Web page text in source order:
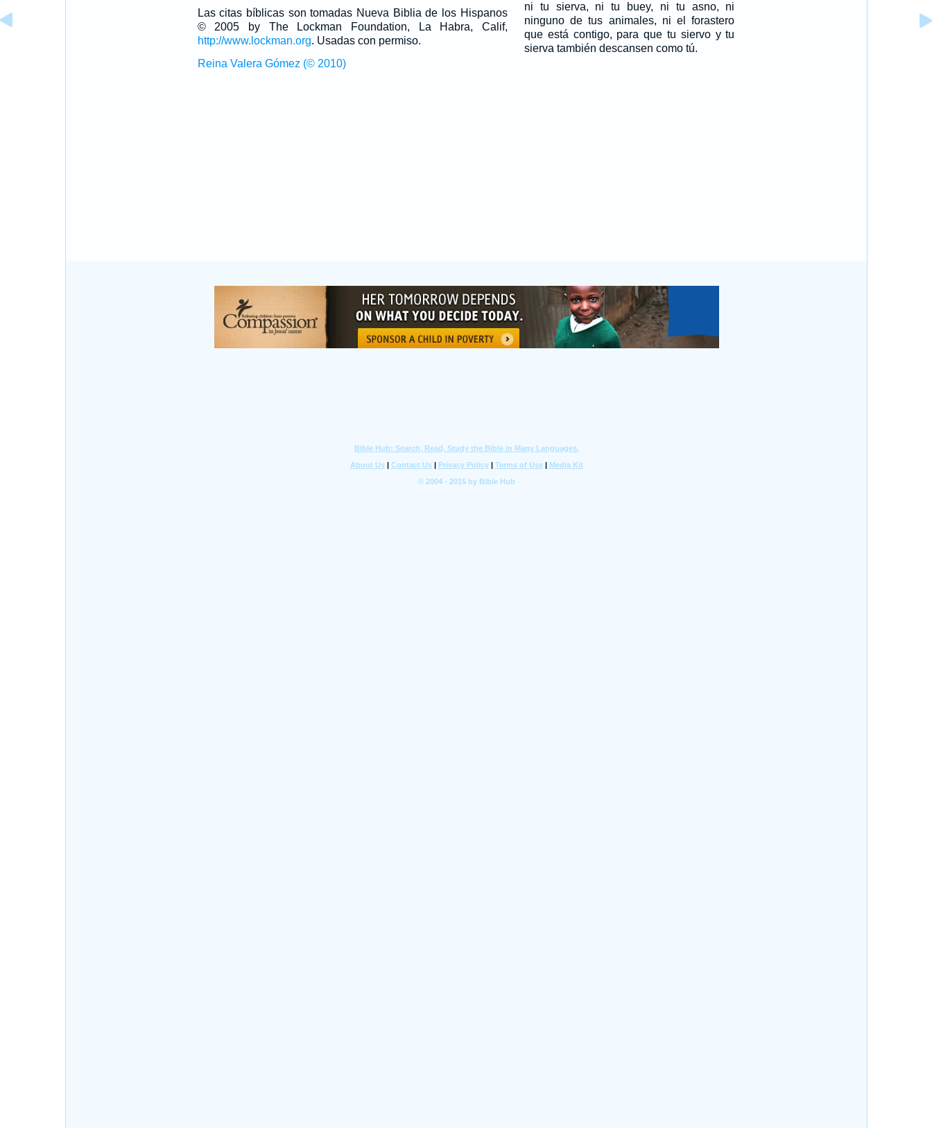
Las citas bíblicas son tomadas Nueva Biblia de los Hispanos
© 2005 by The Lockman Foundation, La Habra, Calif,
http://www.lockman.org. Usadas con permiso.
Reina Valera Gómez (© 2010)
ni tu sierva, ni tu buey, ni tu asno, ni
ninguno de tus animales, ni el forastero
que está contigo, para que tu siervo y tu
sierva también descansen como tú.